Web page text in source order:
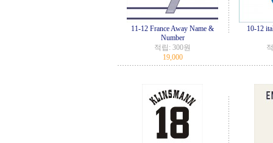
11-12 France Away Name &
Number
적립: 300원
19,000
10-12